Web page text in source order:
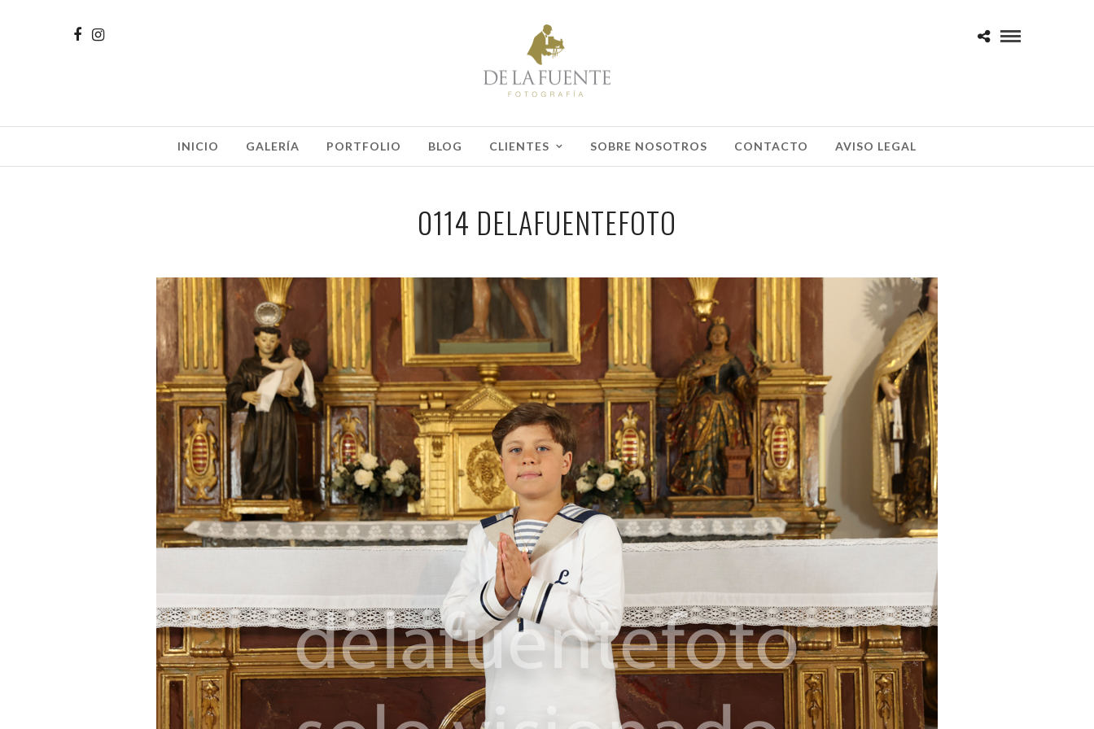
INICIO GALERÍA PORTFOLIO BLOG CLIENTES SOBRE NOSOTROS CONTACTO AVISO LEGAL
0114 DELAFUENTEFOTO